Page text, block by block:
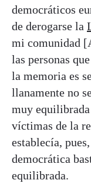
democráticos
de derogarse la
mi comunidad
las personas
la memoria es
llanamente no
muy
víctimas de la
establecía,
democrática
equilibrada.